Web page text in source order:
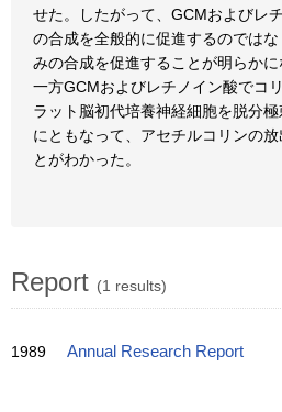
せた。したがって、GCMおよびレ
の合成を全般的に促進するのでは
みの合成を促進することが明らかに
一方GCMおよびレチノイン酸でコ
ラット脳初代培養神経細胞を脱分
にともなって、アセチルコリンの
とがわかった。
Report (1 results)
1989 Annual Research Report